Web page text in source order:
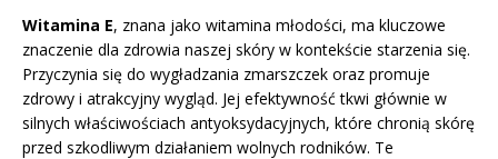
Witamina E, znana jako witamina młodości, ma kluczowe
znaczenie dla zdrowia naszej skóry w kontekście starzenia się.
Przyczynia się do wygładzania zmarszczek oraz promuje
zdrowy i atrakcyjny wygląd. Jej efektywność tkwi głównie w
silnych właściwościach antyoksydacyjnych, które chronią skórę
przed szkodliwym działaniem wolnych rodników. Te